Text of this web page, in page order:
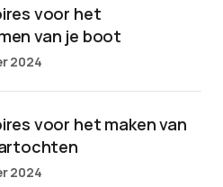
voor het
van je boot
2024
voor het maken van
2024